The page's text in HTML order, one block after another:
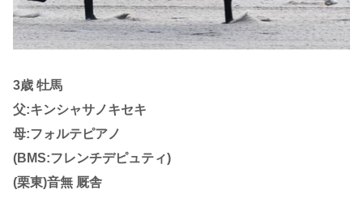
3歳 牡馬
父:キンシャサノキセキ
母:フォルテピアノ
(BMS:フレンチデピュティ)
(栗東)音無 厩舎